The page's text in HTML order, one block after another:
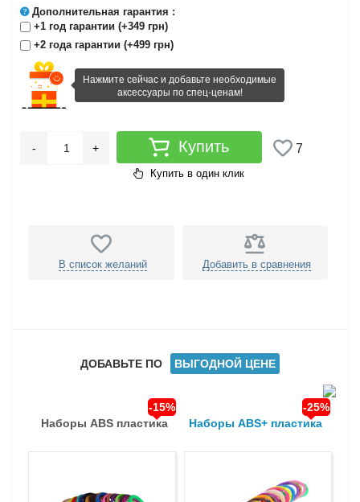
Дополнительная гарантия :
+1 год гарантии (+349 грн)
+2 года гарантии (+499 грн)
Нажмите сейчас и добавьте необходимые
аксессуары по спец-ценам!
+
- Купить
Купить в один клик
7
В список желаний Добавить в сравнения
ДОБАВЬТЕ ПО ВЫГОДНОЙ ЦЕНЕ
Наборы ABS пластика
-15%
Наборы ABS+ пластика
-25%